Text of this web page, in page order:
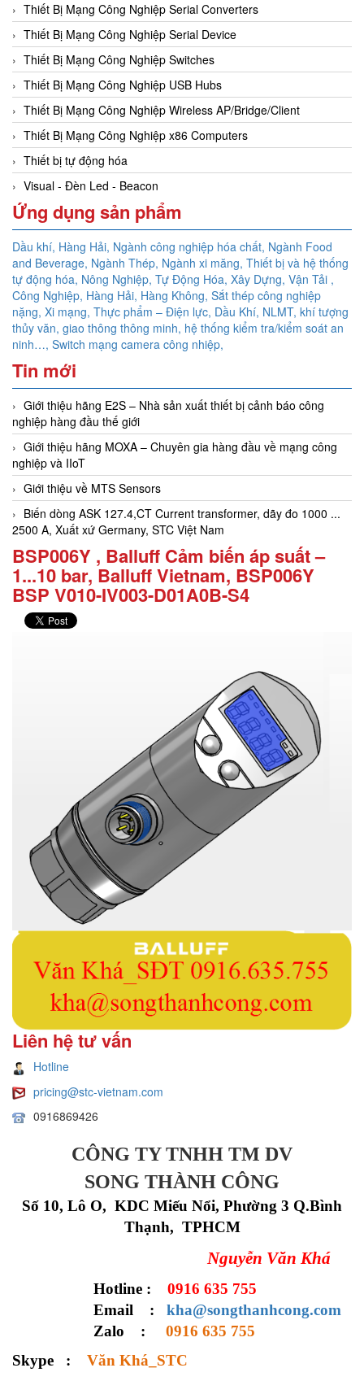
Thiết Bị Mạng Công Nghiệp Serial Converters
Thiết Bị Mạng Công Nghiệp Serial Device
Thiết Bị Mạng Công Nghiệp Switches
Thiết Bị Mạng Công Nghiệp USB Hubs
Thiết Bị Mạng Công Nghiệp Wireless AP/Bridge/Client
Thiết Bị Mạng Công Nghiệp x86 Computers
Thiết bị tự động hóa
Visual - Đèn Led - Beacon
Ứng dụng sản phẩm
Dầu khí, Hàng Hải, Ngành công nghiệp hóa chất, Ngành Food
and Beverage, Ngành Thép, Ngành xi măng, Thiết bị và hệ thống
tự động hóa, Nông Nghiệp, Tự Động Hóa, Xây Dựng, Vận Tải ,
Công Nghiệp, Hàng Hải, Hàng Không, Sắt thép công nghiệp
nặng, Xi mạng, Thực phẩm – Điện lực, Dầu Khí, NLMT, khí tượng
thủy văn, giao thông thông minh, hệ thống kiểm tra/kiểm soát an
ninh…, Switch mạng camera công nhiệp,
Tin mới
Giới thiệu hãng E2S – Nhà sản xuất thiết bị cảnh báo công
nghiệp hàng đầu thế giới
Giới thiệu hãng MOXA – Chuyên gia hàng đầu về mạng công
nghiệp và IIoT
Giới thiệu về MTS Sensors
Biến dòng ASK 127.4,CT Current transformer, dãy đo 1000 ...
2500 A, Xuất xứ Germany, STC Việt Nam
BSP006Y , Balluff Cảm biến áp suất –
1...10 bar, Balluff Vietnam, BSP006Y
BSP V010-IV003-D01A0B-S4
Liên hệ tư vấn
Hotline
pricing@stc-vietnam.com
0916869426
CÔNG TY TNHH TM DV
SONG THÀNH CÔNG
Số 10, Lô O, KDC Miếu Nổi, Phường 3 Q.Bình
Thạnh, TPHCM
Nguyễn Văn Khá
Hotline : 0916 635 755
Email : kha@songthanhcong.com
Zalo : 0916 635 755
Skype : Văn Khá_STC